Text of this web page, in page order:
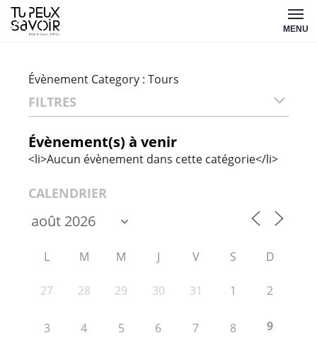
Aller
au
MENU
Évènement Category : Tours
FILTRES
Évènement(s) à venir
<li>Aucun évènement dans cette catégorie</li>
CALENDRIER
L M M J V S D
27 28 29 30 31 1 2
3 4 5 6 7 8 9